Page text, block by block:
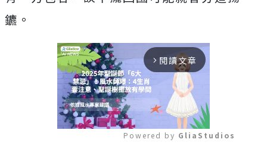
鑣。
arrow_forward_ios 閱讀文章
Powered by GliaStudios